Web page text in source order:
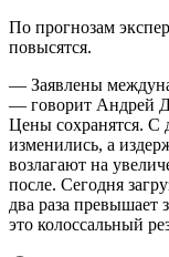
По прогнозам
повысятся.
— Заявлены
— говорит Андрей
Цены сохранятся. С
изменились, а
возлагают на
после. Сегодня
два раза превышает
это колоссальный